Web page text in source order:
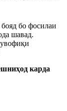
бо фосилаи
шавад.
карда